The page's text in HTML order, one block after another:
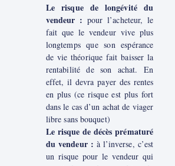
Le risque de longévité du
vendeur : pour l’acheteur, le
fait que le vendeur vive plus
longtemps que son espérance
de vie théorique fait baisser la
rentabilité de son achat. En
effet, il devra payer des rentes
en plus (ce risque est plus fort
dans le cas d’un achat de viager
libre sans bouquet)
Le risque de décès prématuré
du vendeur : à l’inverse, c’est
un risque pour le vendeur qui